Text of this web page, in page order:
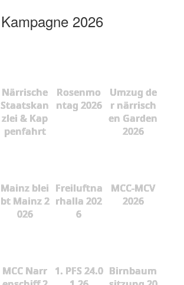
Kampagne 2026
Närrische
Staatskan
zlei & Kap
penfahrt
Rosenmo
ntag 2026
Umzug de
r närrisch
en Garden
2026
Mainz blei
bt Mainz 2
026
Freiluftna
rhalla 202
6
MCC-MCV
2026
MCC Narr
1. PFS 24.0 Birnbaum